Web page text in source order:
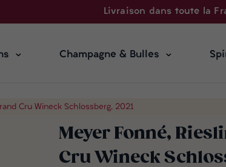
Livraison dans toute la
Champagne & Bulles
Cru Wineck Schlossberg, 2021
Meyer Fonné,
Cru Wineck